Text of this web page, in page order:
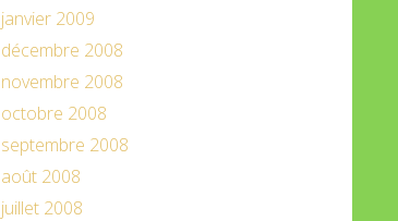
janvier 2009
décembre 2008
novembre 2008
octobre 2008
septembre 2008
août 2008
juillet 2008